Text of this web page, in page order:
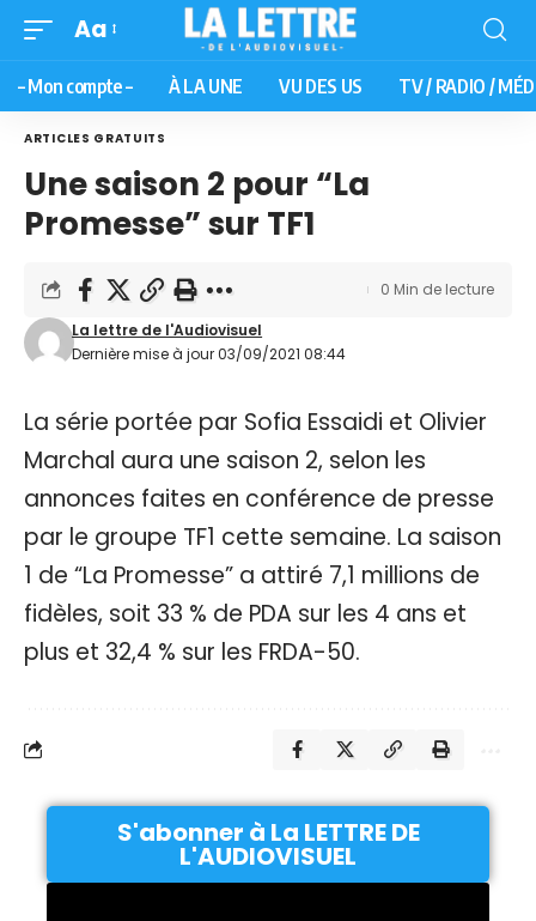
Aa
– Mon compte – À LA UNE VU DES US TV / RADIO /
ARTICLES GRATUITS
Une saison 2 pour “La
Promesse” sur TF1
Dernière mise à jour 03/09/2021 08:44
La lettre de l'Audiovisuel
0 Min de lecture
La série portée par Sofia Essaidi et Olivier
Marchal aura une saison 2, selon les
annonces faites en conférence de presse
par le groupe TF1 cette semaine. La saison
1 de “La Promesse” a attiré 7,1 millions de
fidèles, soit 33 % de PDA sur les 4 ans et
plus et 32,4 % sur les FRDA-50.
S'abonner à La LETTRE DE
L'AUDIOVISUEL